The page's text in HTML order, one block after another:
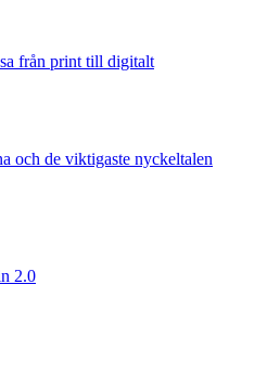
från print till digitalt
och de viktigaste nyckeltalen
2.0